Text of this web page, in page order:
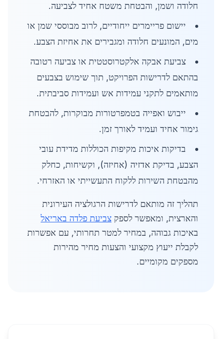
חלודה ושמן, והבטחת משטח אחיד לצביעה.
יישום פריימרים ייחודיים, לרוב מבוססי שמן או
מים, המונעים חלודה ומגבירים את אחיזת הצבע.
צביעת אבקה אלקטרוסטטית או צביעה רטובה
בהתאם לדרישות הפרויקט, תוך שימוש בצבעים
מותאמים לתקני עמידות אש ועמידות סביבתית.
ייבוש ואפייה בטמפרטורות מבוקרות, להבטחת
גימור אחיד ועמיד לאורך זמן.
בדיקות איכות מקיפות הכוללות מדידת עובי
הצבע, בדיקת אדזיה (אחיזה), וקשיחות, כחלק
מהבטחת השירות ללקוח התעשייתי או האזרחי.
תהליך זה מותאם לדרישות הרגולציה העירונית
והארצית, ומאפשר לספק צביעת פלדה באריאל
באיכות גבוהה, במחיר למטר תחרותי, עם אפשרות
לקבלת ייעוץ מקצועי והצעות מחיר מהירות
מספקים מקומיים.